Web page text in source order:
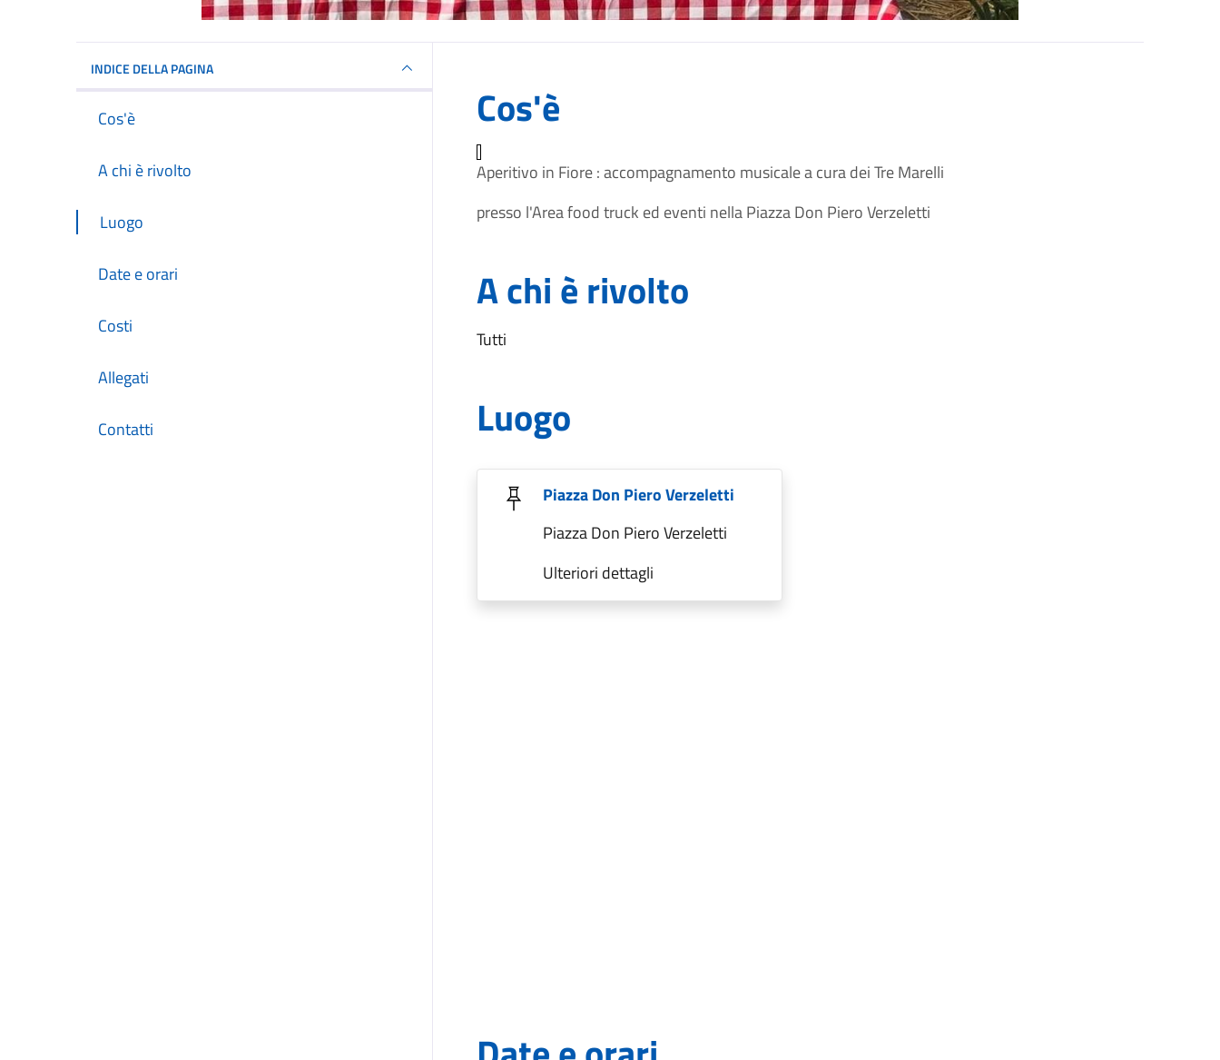
INDICE DELLA PAGINA
Cos'è
A chi è rivolto
Luogo
Date e orari
Costi
Allegati
Contatti
Cos'è
Aperitivo in Fiore : accompagnamento musicale a cura dei Tre Marelli
presso l'Area food truck ed eventi nella Piazza Don Piero Verzeletti
A chi è rivolto
Tutti
Luogo
Piazza Don Piero Verzeletti
Piazza Don Piero Verzeletti
Ulteriori dettagli